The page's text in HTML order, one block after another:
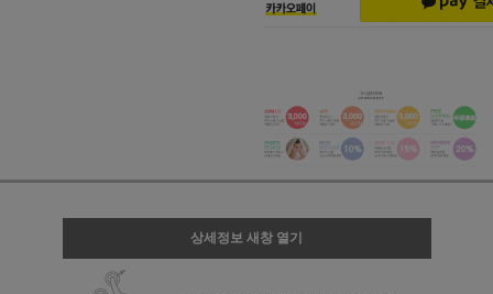
상세정보 새창 열기